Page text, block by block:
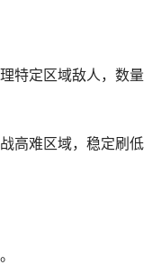
特定区域敌人，数量
高难区域，稳定刷低